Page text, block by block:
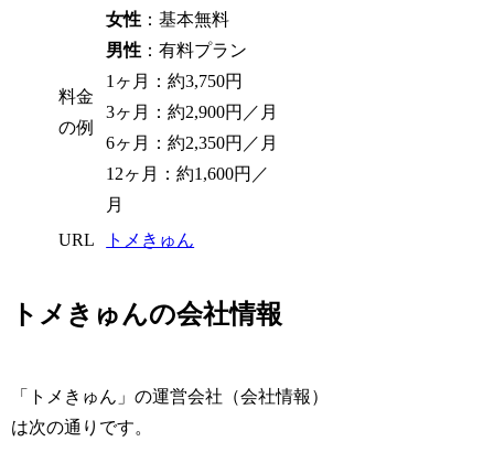
料金
の例
女性 ：基本無料
男性 ：有料プラン
1ヶ月：約3,750円
3ヶ月：約2,900円／月
6ヶ月：約2,350円／月
12ヶ月：約1,600円／
月
URL
トメきゅん
トメきゅんの会社情報
「トメきゅん」の運営会社（会社情報）
は次の通りです。